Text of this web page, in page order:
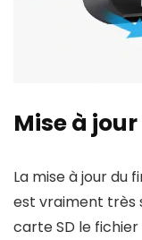
Mise à
La mise à jour du
est vraiment très
carte SD le